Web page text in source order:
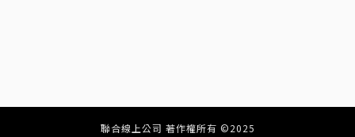
聯合線上公司 著作權所有 ©2025